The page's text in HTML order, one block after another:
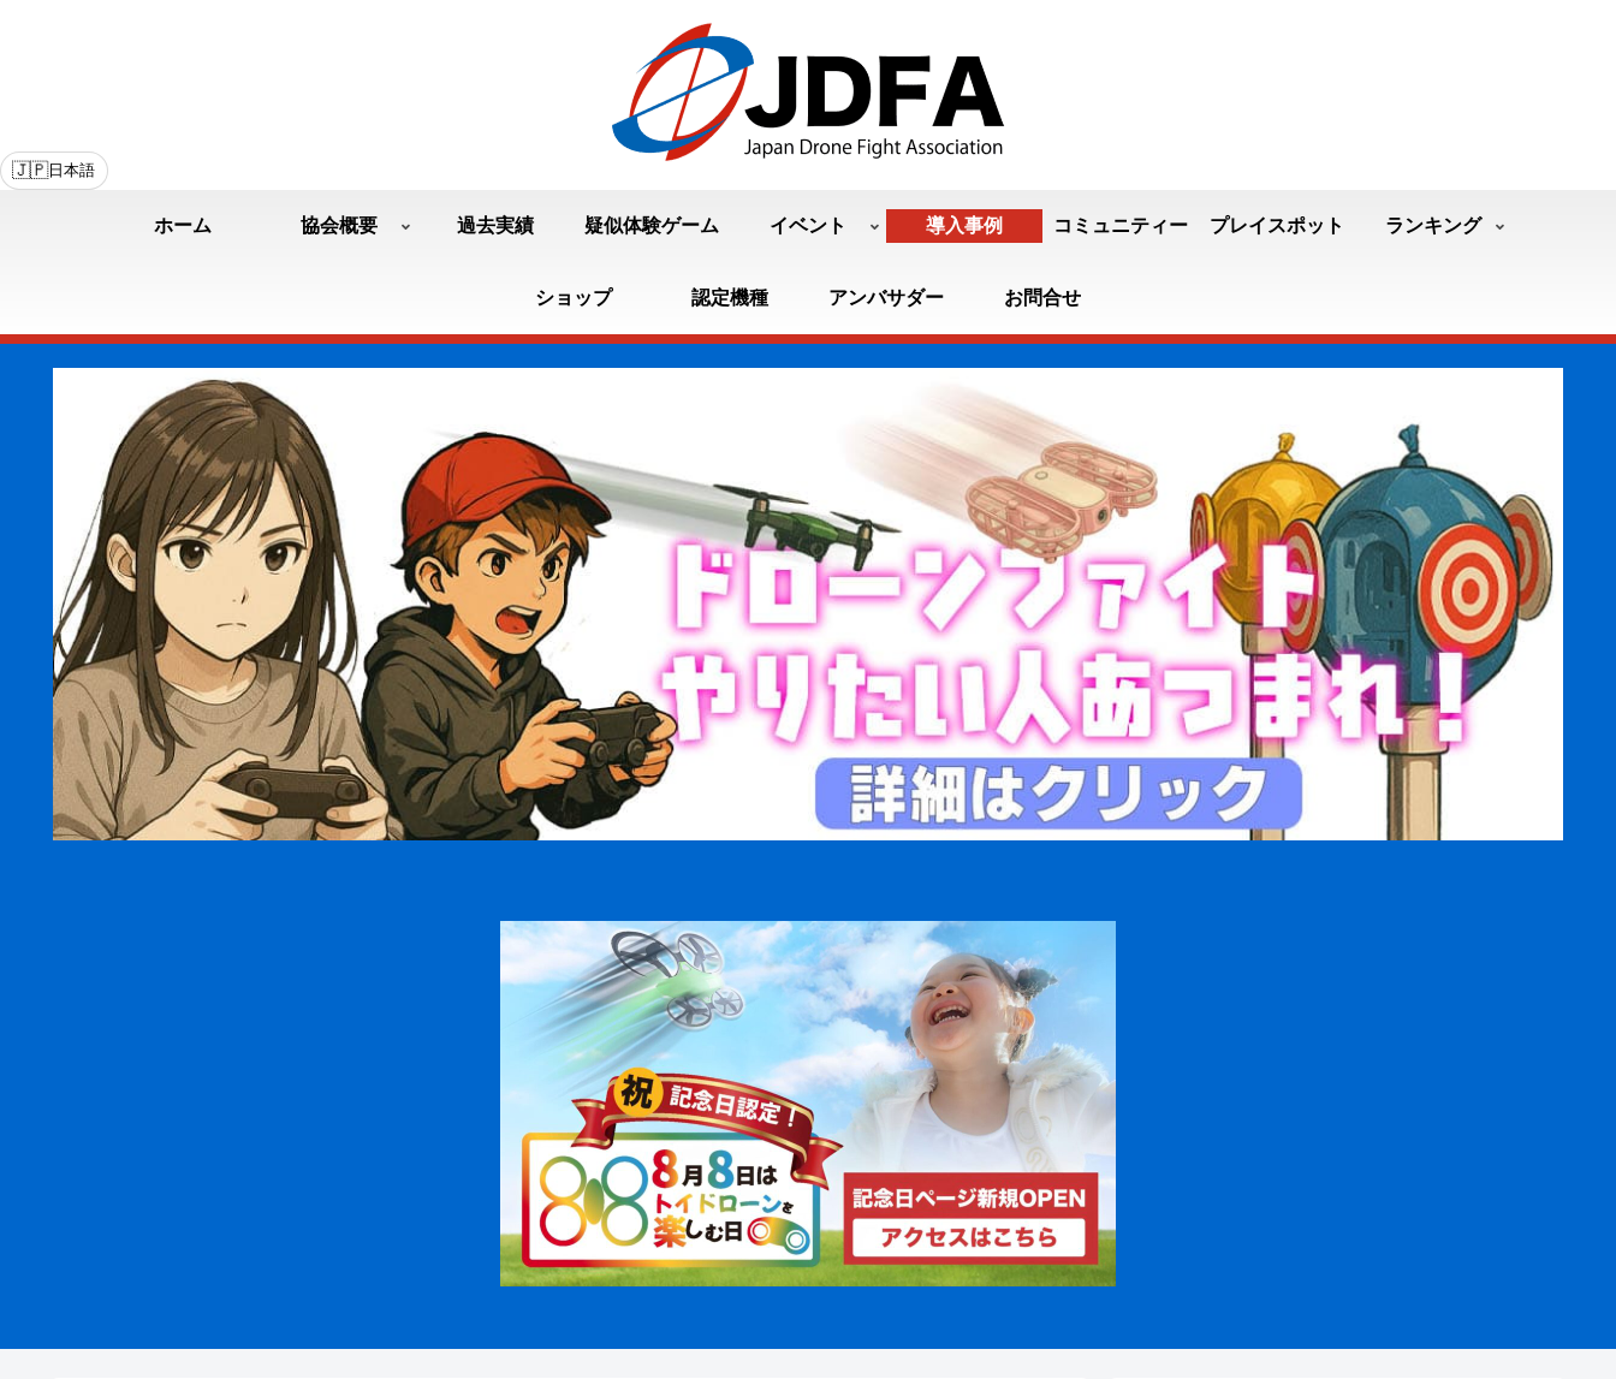
🇯🇵日本語
ホーム 協会概要 過去実績 疑似体験ゲーム イベント 導入事例 コミュニティー プレイスポット ランキング
ショップ 認定機種 アンバサダー お問合せ